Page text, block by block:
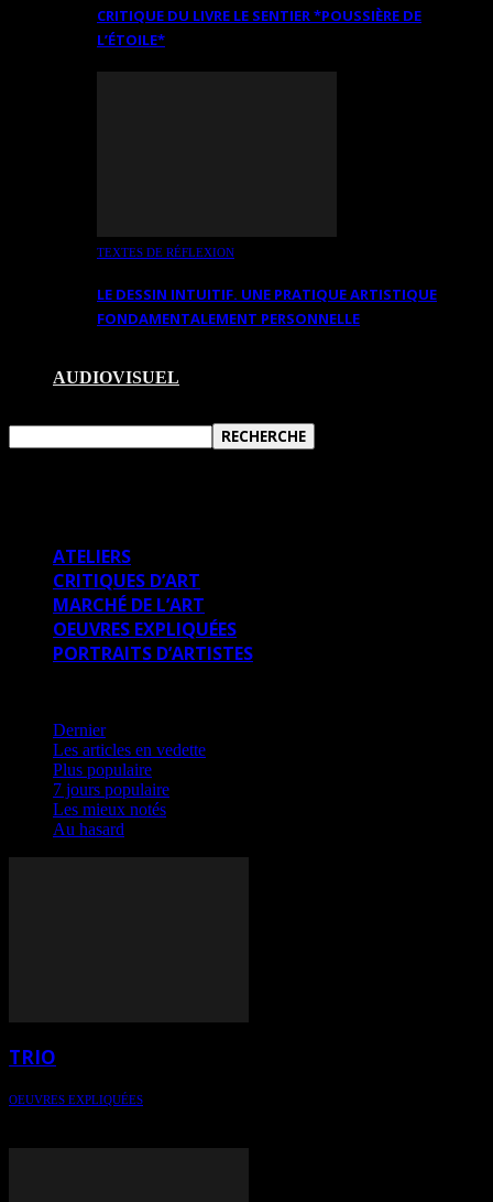
CRITIQUE DU LIVRE LE SENTIER *POUSSIÈRE DE
L’ÉTOILE*
TEXTES DE RÉFLEXION
LE DESSIN INTUITIF. UNE PRATIQUE ARTISTIQUE
FONDAMENTALEMENT PERSONNELLE
AUDIOVISUEL
ATELIERS
CRITIQUES D’ART
MARCHÉ DE L’ART
OEUVRES EXPLIQUÉES
PORTRAITS D’ARTISTES
Dernier
Les articles en vedette
Plus populaire
7 jours populaire
Les mieux notés
Au hasard
TRIO
OEUVRES EXPLIQUÉES